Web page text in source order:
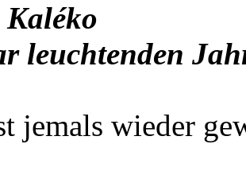
leuchtenden
jemals wieder